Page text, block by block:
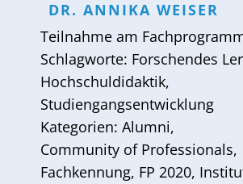
DR. ANNIKA WEISER
Teilnahme am
Schlagworte: Forschendes
Hochschuldidaktik,
Studiengangsentwicklung
Kategorien: Alumni,
Community of Professionals,
Fachkennung, FP 2020,